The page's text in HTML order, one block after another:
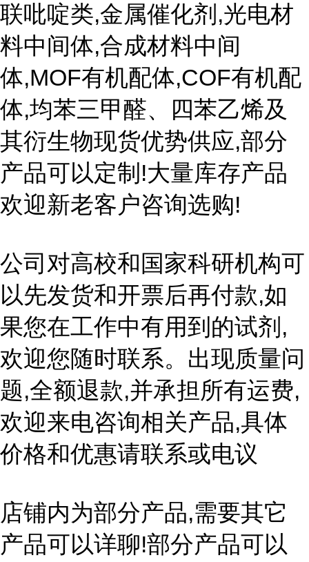
联吡啶类,金属催化剂,光电材
料中间体,合成材料中间
体,MOF有机配体,COF有机配
体,均苯三甲醛、四苯乙烯及
其衍生物现货优势供应,部分
产品可以定制!大量库存产品
欢迎新老客户咨询选购!
公司对高校和国家科研机构可
以先发货和开票后再付款,如
果您在工作中有用到的试剂,
欢迎您随时联系。出现质量问
题,全额退款,并承担所有运费,
欢迎来电咨询相关产品,具体
价格和优惠请联系或电议
店铺内为部分产品,需要其它
产品可以详聊!部分产品可以